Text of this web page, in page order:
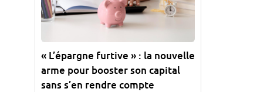
« L’épargne furtive » : la nouvelle
arme pour booster son capital
sans s’en rendre compte